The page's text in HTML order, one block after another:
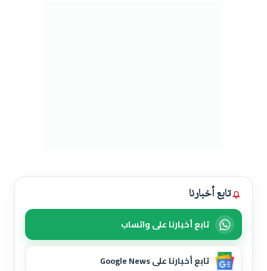
تابع أخبارنا
تابع أخبارنا على واتساب
تابع أخبارنا على Google News